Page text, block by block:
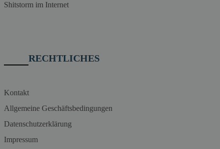
Shitstorm im Internet
RECHTLICHES
Kontakt
Allgemeine Geschäftsbedingungen
Datenschutzerklärung
Impressum